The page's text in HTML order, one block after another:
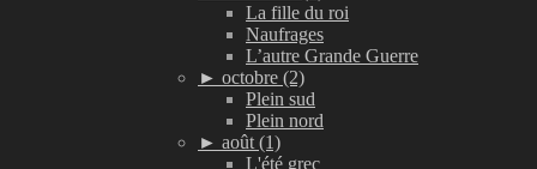
La fille du roi
Naufrages
L’autre Grande Guerre
► octobre (2)
Plein sud
Plein nord
► août (1)
L'été grec